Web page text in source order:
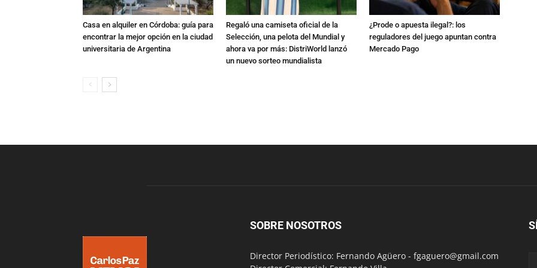
Casa en alquiler en Córdoba: guía para
encontrar la mejor opción en la ciudad
universitaria de Argentina
Regaló una camiseta oficial de la
Selección, una pelota del Mundial y
ahora va por más: DistriWorld lanzó
un nuevo sorteo mundialista
¿Prode o apuesta ilegal?: los
reguladores del juego apuntan contra
Mercado Pago
SOBRE NOSOTROS
Director Periodístico: Fernando Agüero - fgaguero@gmail.com